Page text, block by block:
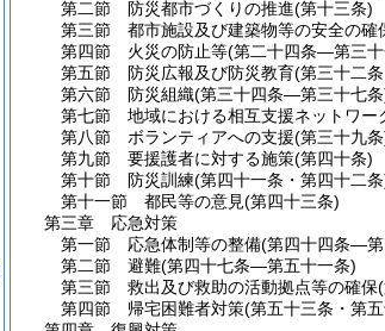
第二節
防災都市づくりの推進(第十三条)
第三節
都市施設及び建築物等の安全の確
第四節
火災の防止等(第二十四条―第三
第五節
防災広報及び防災教育(第三十二
第六節
防災組織(第三十四条―第三十七
第七節
地域における相互支援ネットワー
第八節
ボランティアへの支援(第三十九
第九節
要援護者に対する施策(第四十条)
第十節
防災訓練(第四十一条・第四十二
第十一節
都民等の意見(第四十三条)
第三章
応急対策
第一節
応急体制等の整備(第四十四条―第
第二節
避難(第四十七条―第五十一条)
第三節
救出及び救助の活動拠点等の確保
第四節
帰宅困難者対策(第五十三条・第